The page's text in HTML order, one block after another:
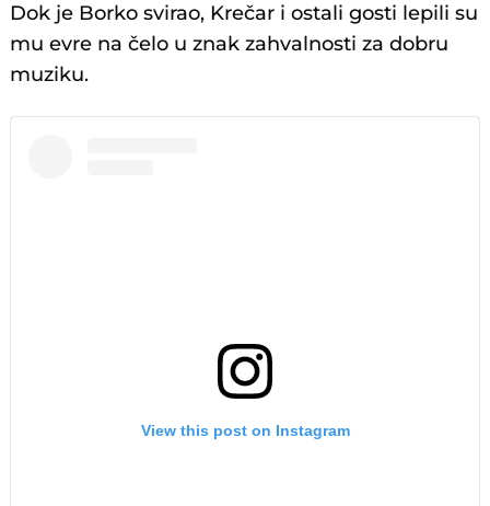
Dok je Borko svirao, Krečar i ostali gosti lepili su
mu evre na čelo u znak zahvalnosti za dobru
muziku.
View this post on Instagram